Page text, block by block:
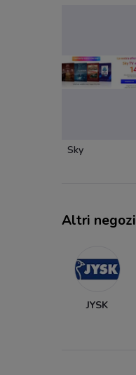
Sky
Altri
JYSK